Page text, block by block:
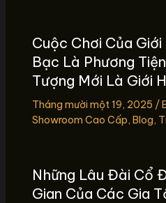
Cuộc Chơi Của Giới
Bạc Là Phương
Tượng Mới Là Giới
Tháng mười một 19, 2025 /
Showroom Cao Cấp, Blog,
Những Lâu Đài Cổ
Gian Của Các Gia